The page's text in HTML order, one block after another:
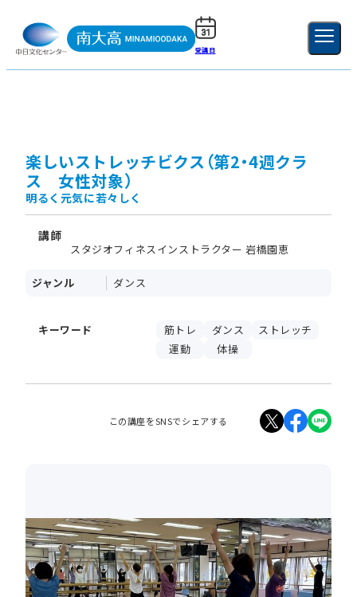
受講日 新規登録
楽しいストレッチビクス（第2・4週クラ
ス 女性対象）
明るく元気に若々しく
講師
スタジオフィネスインストラクター 岩橋園恵
ジャンル ダンス
キーワード 筋トレ ダンス
ストレッチ
運動
体操
この講座をSNSでシェアする